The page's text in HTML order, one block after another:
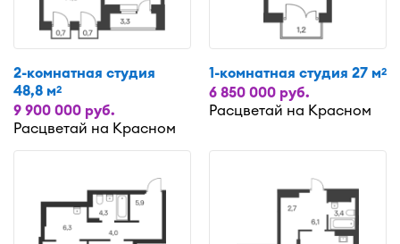
2-комнатная студия
48,8 м2
9 900 000 руб.
Расцветай на Красном
1-комнатная студия 27 м2
6 850 000 руб.
Расцветай на Красном